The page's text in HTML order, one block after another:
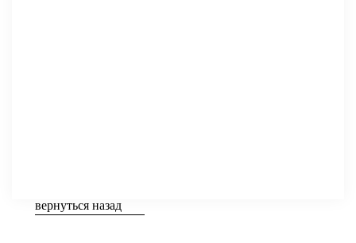
вернуться назад